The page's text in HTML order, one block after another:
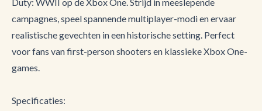
campagnes, speel spannende multiplayer-modi en ervaar
realistische gevechten in een historische setting. Perfect
voor fans van first-person shooters en klassieke Xbox One-
games.
Specificaties: